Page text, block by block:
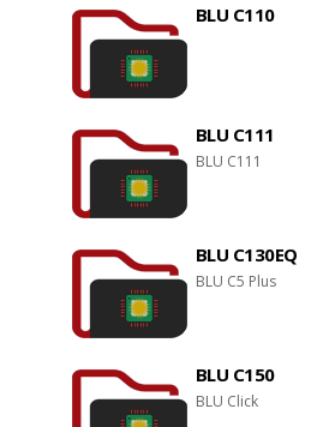
BLU C110
BLU C111
BLU C111
BLU C130EQ
BLU C5 Plus
BLU C150
BLU Click